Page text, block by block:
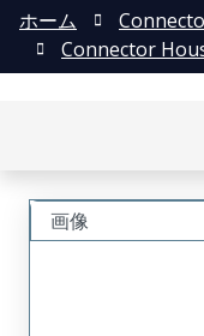
ホーム
Connector
画像